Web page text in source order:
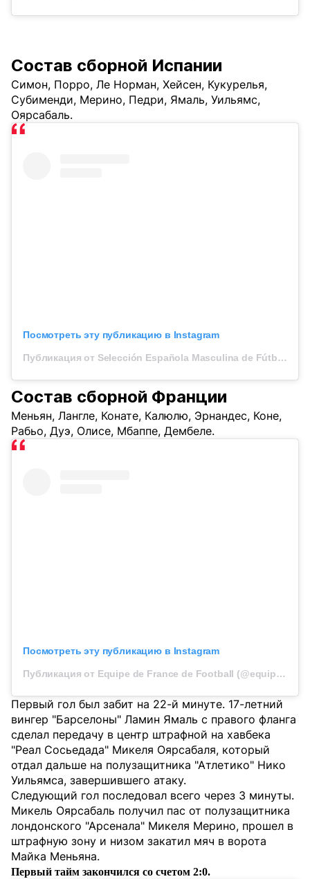
Состав сборной Испании
Симон, Порро, Ле Норман, Хейсен, Кукурелья,
Субименди, Мерино, Педри, Ямаль, Уильямс,
Оярсабаль.
Посмотреть эту публикацию в Instagram
Публикация от Selección Española Masculina de Fútbol (@sefutbol)
Состав сборной Франции
Меньян, Лангле, Конате, Калюлю, Эрнандес, Коне,
Рабьо, Дуэ, Олисе, Мбаппе, Дембеле.
Посмотреть эту публикацию в Instagram
Публикация от Equipe de France de Football (@equipedefrance)
Первый гол был забит на 22-й минуте. 17-летний
вингер "Барселоны" Ламин Ямаль с правого фланга
сделал передачу в центр штрафной на хавбека
"Реал Сосьедада" Микеля Оярсабаля, который
отдал дальше на полузащитника "Атлетико" Нико
Уильямса, завершившего атаку.
Следующий гол последовал всего через 3 минуты.
Микель Оярсабаль получил пас от полузащитника
лондонского "Арсенала" Микеля Мерино, прошел в
штрафную зону и низом закатил мяч в ворота
Майка Меньяна.
Первый тайм закончился со счетом 2:0.